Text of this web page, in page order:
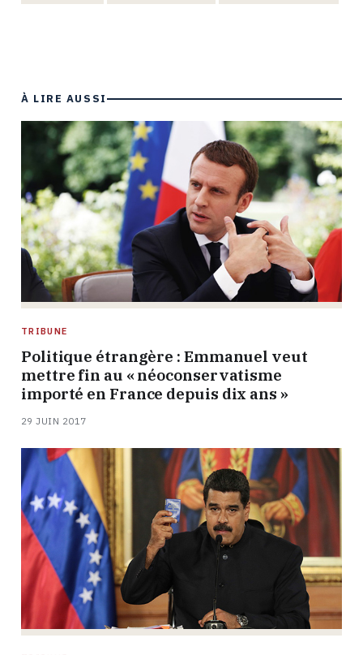
À LIRE AUSSI
TRIBUNE
Politique étrangère : Emmanuel veut
mettre fin au « néoconservatisme
importé en France depuis dix ans »
29 JUIN 2017